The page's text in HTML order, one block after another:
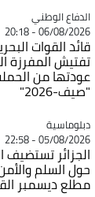
Catégorie
الدفاع الوطني
06/08/2026 - 20:18
قائد القوات
تفتيش المفرزة
عودتها من
"صيف-2026"
Catégorie
دبلوماسية
05/08/2026 - 22:58
حول السلم
مطلع ديسمبر